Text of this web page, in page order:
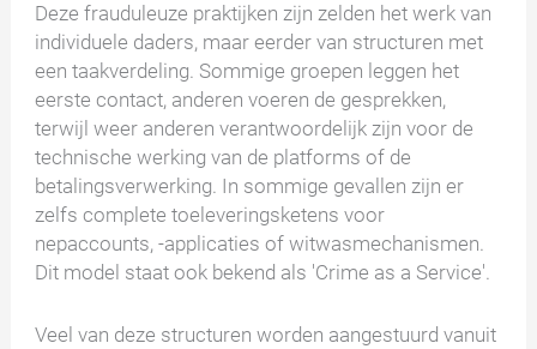
Deze frauduleuze praktijken zijn zelden het werk van
individuele daders, maar eerder van structuren met
een taakverdeling. Sommige groepen leggen het
eerste contact, anderen voeren de gesprekken,
terwijl weer anderen verantwoordelijk zijn voor de
technische werking van de platforms of de
betalingsverwerking. In sommige gevallen zijn er
zelfs complete toeleveringsketens voor
nepaccounts, -applicaties of witwasmechanismen.
Dit model staat ook bekend als 'Crime as a Service'.
Veel van deze structuren worden aangestuurd vanuit